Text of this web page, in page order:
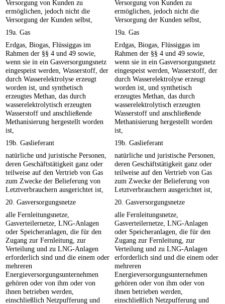
Versorgung von Kunden zu
ermöglichen, jedoch nicht die
Versorgung der Kunden selbst,
Versorgung von Kunden zu
ermöglichen, jedoch nicht die
Versorgung der Kunden selbst,
19a. Gas
19a. Gas
Erdgas, Biogas, Flüssiggas im
Rahmen der §§ 4 und 49 sowie,
wenn sie in ein Gasversorgungsnetz
eingespeist werden, Wasserstoff, der
durch Wasserelektrolyse erzeugt
worden ist, und synthetisch
erzeugtes Methan, das durch
wasserelektrolytisch erzeugten
Wasserstoff und anschließende
Methanisierung hergestellt worden
ist,
Erdgas, Biogas, Flüssiggas im
Rahmen der §§ 4 und 49 sowie,
wenn sie in ein Gasversorgungsnetz
eingespeist werden, Wasserstoff, der
durch Wasserelektrolyse erzeugt
worden ist, und synthetisch
erzeugtes Methan, das durch
wasserelektrolytisch erzeugten
Wasserstoff und anschließende
Methanisierung hergestellt worden
ist,
19b. Gaslieferant
19b. Gaslieferant
natürliche und juristische Personen,
deren Geschäftstätigkeit ganz oder
teilweise auf den Vertrieb von Gas
zum Zwecke der Belieferung von
Letztverbrauchern ausgerichtet ist,
natürliche und juristische Personen,
deren Geschäftstätigkeit ganz oder
teilweise auf den Vertrieb von Gas
zum Zwecke der Belieferung von
Letztverbrauchern ausgerichtet ist,
20. Gasversorgungsnetze
20. Gasversorgungsnetze
alle Fernleitungsnetze,
Gasverteilernetze, LNG-Anlagen
oder Speicheranlagen, die für den
Zugang zur Fernleitung, zur
Verteilung und zu LNG-Anlagen
erforderlich sind und die einem oder
mehreren
Energieversorgungsunternehmen
gehören oder von ihm oder von
ihnen betrieben werden,
einschließlich Netzpufferung und
alle Fernleitungsnetze,
Gasverteilernetze, LNG-Anlagen
oder Speicheranlagen, die für den
Zugang zur Fernleitung, zur
Verteilung und zu LNG-Anlagen
erforderlich sind und die einem oder
mehreren
Energieversorgungsunternehmen
gehören oder von ihm oder von
ihnen betrieben werden,
einschließlich Netzpufferung und